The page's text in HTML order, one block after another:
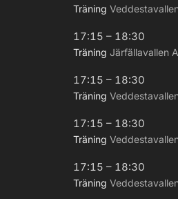
Träning
17:15 – 18:30
Träning Järfällavallen A
17:15 – 18:30
Träning
17:15 – 18:30
Träning
17:15 – 18:30
Träning